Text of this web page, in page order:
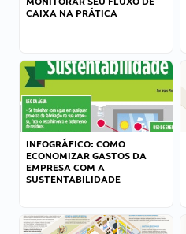
CAIXA NA PRÁTICA
INFOGRÁFICO: COMO
ECONOMIZAR GASTOS DA
EMPRESA COM A
SUSTENTABILIDADE